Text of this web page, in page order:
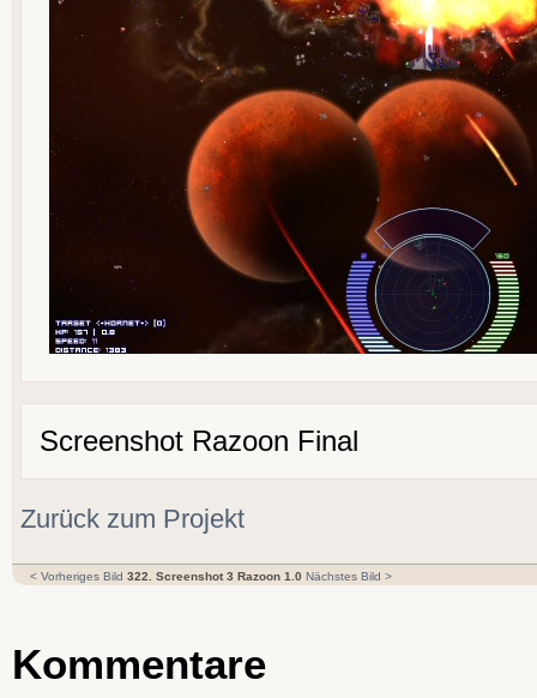
Screenshot Razoon Final
Zurück zum Projekt
< Vorheriges Bild 322. Screenshot 3 Razoon 1.0 Nächstes Bild >
Kommentare